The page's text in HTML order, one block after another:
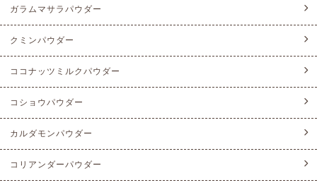
ガラムマサラパウダー
クミンパウダー
ココナッツミルクパウダー
コショウパウダー
カルダモンパウダー
コリアンダーパウダー